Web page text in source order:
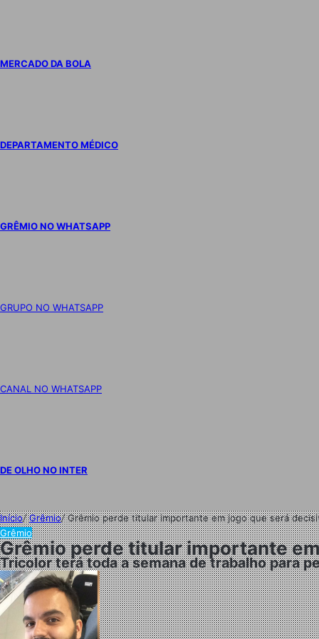
MERCADO DA BOLA
DEPARTAMENTO MÉDICO
GRÊMIO NO WHATSAPP
GRUPO NO WHATSAPP
CANAL NO WHATSAPP
DE OLHO NO INTER
Início/Grêmio/Grêmio perde titular importante em jogo que será
Grêmio
Grêmio perde titular importante
Tricolor terá toda a semana de trabalho para